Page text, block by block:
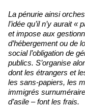
La pénurie ainsi
l’idée qu’il n’y aurait
et impose aux
d’hébergement ou de
social l’obligation de
publics. S’organise
dont les étrangers et
les sans-papiers, les
immigrés
d’asile – font les frais.